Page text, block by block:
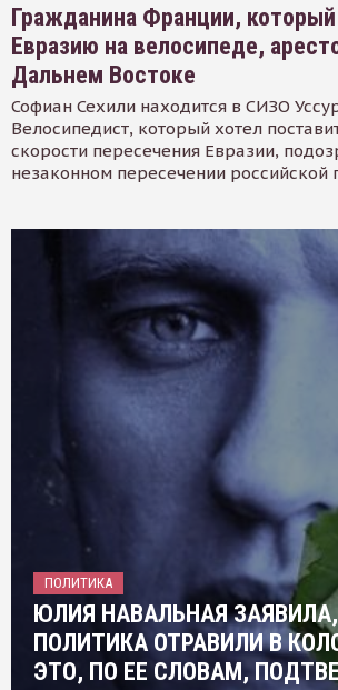
Гражданина Франции, который
Евразию на велосипеде,
Дальнем Востоке
Софиан Сехили находится в СИЗО
Велосипедист, который хотел
скорости пересечения Евразии,
незаконном пересечении российской
ПОЛИТИКА
ЮЛИЯ НАВАЛЬНАЯ
ПОЛИТИКА ОТРАВИЛИ В
ЭТО, ПО ЕЕ СЛОВАМ,